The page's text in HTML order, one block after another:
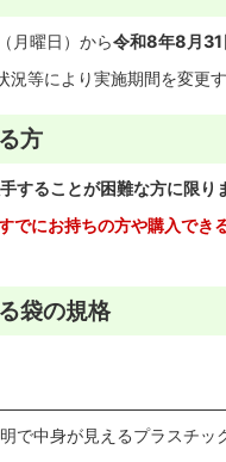
月曜日）から令和8年8月31
況等により実施期間を変更
方
することが困難な方に限り
でにお持ちの方や購入でき
袋の規格
で中身が見えるプラスチッ